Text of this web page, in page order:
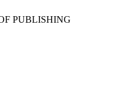
PUBLISHING